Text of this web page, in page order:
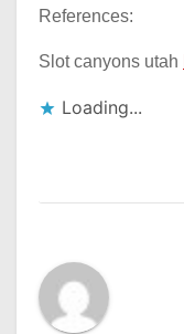
References:
Slot canyons utah
Loading...